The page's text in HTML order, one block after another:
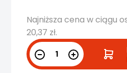
Najniższa cena w ciągu
20,37 zł.